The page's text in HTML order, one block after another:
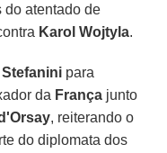
do atentado de
Karol Wojtyla.
Stefanini para
da França junto
, reiterando o
do diplomata dos